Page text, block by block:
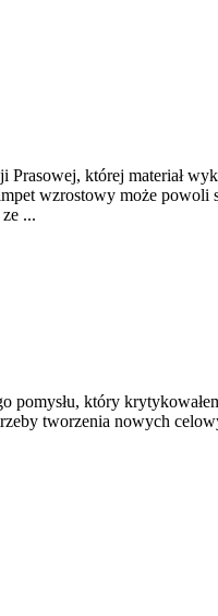
której materiał
wzrostowy może powoli
...
pomysłu, który
tworzenia nowych